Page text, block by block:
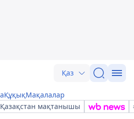
Қаз
ҚұқықМақалалар
мақтанышы